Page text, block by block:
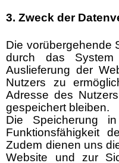
3. Zweck der
Die vorübergehende
durch das
Auslieferung der
Nutzers zu
Adresse des
gespeichert bleiben.
Die Speicherung
Funktionsfähigkeit
Zudem dienen uns
Website und zur